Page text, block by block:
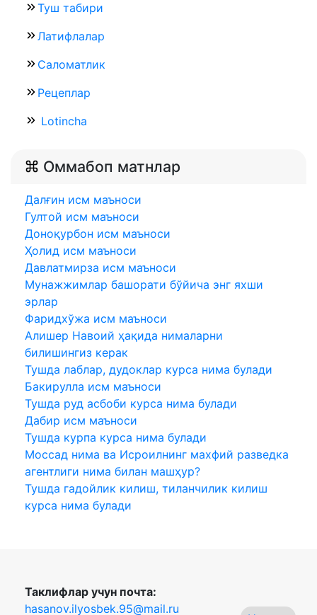
Туш табири
Латифлалар
Саломатлик
Рецеплар
Lotincha
Оммабоп матнлар
Далғин исм маъноси
Гултой исм маъноси
Доноқурбон исм маъноси
Ҳолид исм маъноси
Давлатмирза исм маъноси
Мунажжимлар башорати бўйича энг яхши
эрлар
Фаридхўжа исм маъноси
Алишер Навоий ҳақида нималарни
билишингиз керак
Тушда лаблар, дудоклар курса нима булади
Бакирулла исм маъноси
Тушда руд асбоби курса нима булади
Дабир исм маъноси
Тушда курпа курса нима булади
Моссад нима ва Исроилнинг махфий разведка
агентлиги нима билан машҳур?
Тушда гадойлик килиш, тиланчилик килиш
курса нима булади
Таклифлар учун почта:
hasanov.ilyosbek.95@mail.ru